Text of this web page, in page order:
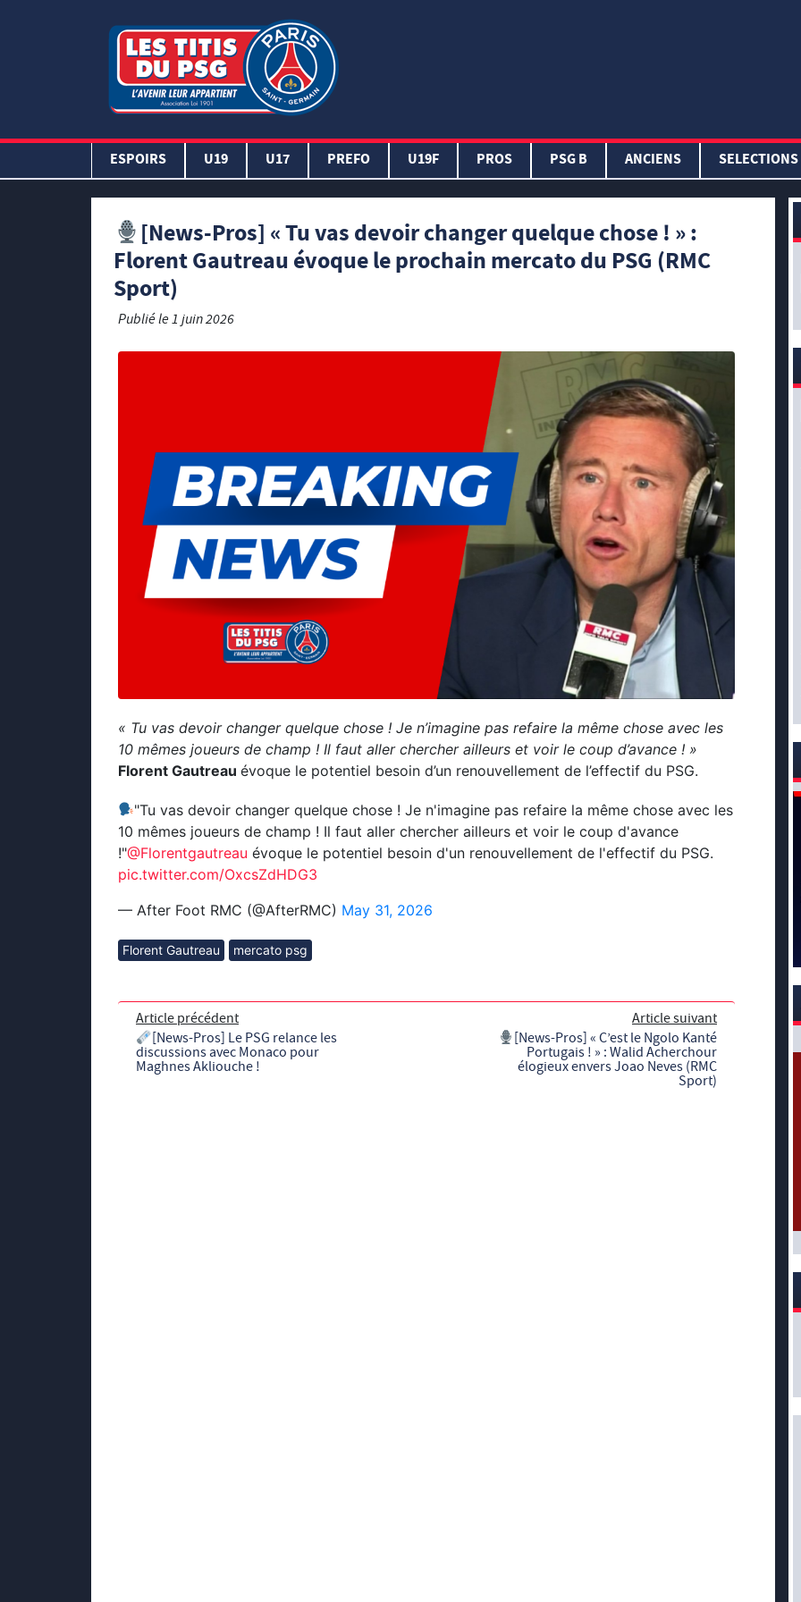
ESPOIRS U19 U17 PREFO U19F PROS PSG B ANCIENS SELECTIONS
[News-Pros] « Tu vas devoir changer quelque chose ! » :
Florent Gautreau évoque le prochain mercato du PSG (RMC
Sport)
Publié le1 juin 2026
« Tu vas devoir changer quelque chose ! Je n’imagine pas refaire la même chose avec les
10 mêmes joueurs de champ ! Il faut aller chercher ailleurs et voir le coup d’avance ! »
Florent Gautreau évoque le potentiel besoin d’un renouvellement de l’effectif du PSG.
"Tu vas devoir changer quelque chose ! Je n'imagine pas refaire la même chose avec les
10 mêmes joueurs de champ ! Il faut aller chercher ailleurs et voir le coup d'avance
!"@Florentgautreau évoque le potentiel besoin d'un renouvellement de l'effectif du PSG.
pic.twitter.com/OxcsZdHDG3
— After Foot RMC (@AfterRMC) May 31, 2026
Florent Gautreau mercato psg
Article précédent
[News-Pros] Le PSG relance les
discussions avec Monaco pour
Maghnes Akliouche !
Article suivant
[News-Pros] « C’est le Ngolo Kanté
Portugais ! » : Walid Acherchour
élogieux envers Joao Neves (RMC
Sport)